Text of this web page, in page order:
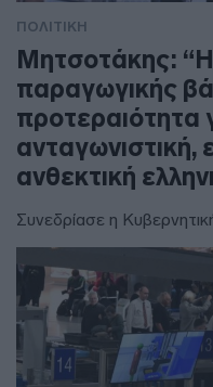
ΠΟΛΙΤΙΚΗ
Μητσοτάκης: “Η
παραγωγικής
προτεραιότητα
ανταγωνιστική,
ανθεκτική
Συνεδρίασε η